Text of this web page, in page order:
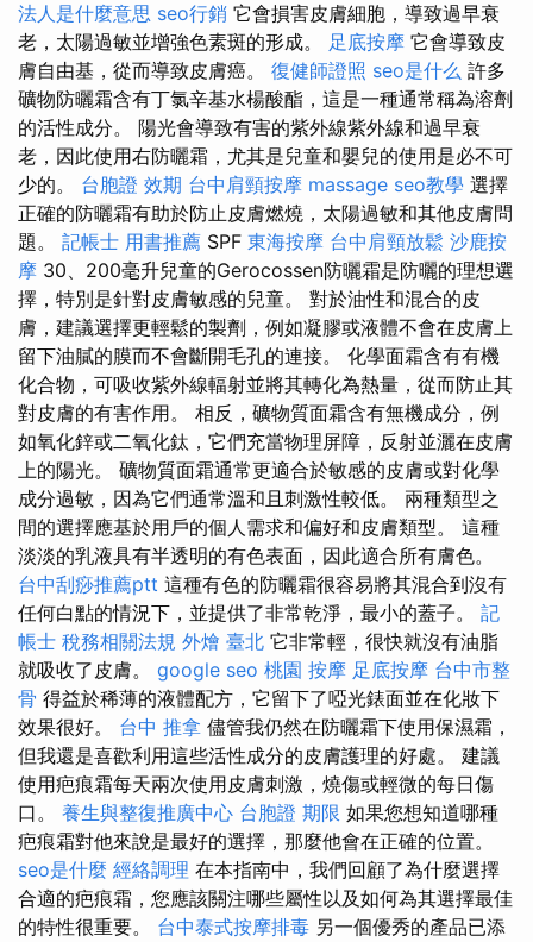
法人是什麼意思 seo行銷 它會損害皮膚細胞，導致過早衰
老，太陽過敏並增強色素斑的形成。 足底按摩 它會導致皮
膚自由基，從而導致皮膚癌。 復健師證照 seo是什么 許多
礦物防曬霜含有丁氯辛基水楊酸酯，這是一種通常稱為溶劑
的活性成分。 陽光會導致有害的紫外線紫外線和過早衰
老，因此使用右防曬霜，尤其是兒童和嬰兒的使用是必不可
少的。 台胞證 效期 台中肩頸按摩 massage seo教學 選擇
正確的防曬霜有助於防止皮膚燃燒，太陽過敏和其他皮膚問
題。 記帳士 用書推薦 SPF 東海按摩 台中肩頸放鬆 沙鹿按
摩 30、200毫升兒童的Gerocossen防曬霜是防曬的理想選
擇，特別是針對皮膚敏感的兒童。 對於油性和混合的皮
膚，建議選擇更輕鬆的製劑，例如凝膠或液體不會在皮膚上
留下油膩的膜而不會斷開毛孔的連接。 化學面霜含有有機
化合物，可吸收紫外線輻射並將其轉化為熱量，從而防止其
對皮膚的有害作用。 相反，礦物質面霜含有無機成分，例
如氧化鋅或二氧化鈦，它們充當物理屏障，反射並灑在皮膚
上的陽光。 礦物質面霜通常更適合於敏感的皮膚或對化學
成分過敏，因為它們通常溫和且刺激性較低。 兩種類型之
間的選擇應基於用戶的個人需求和偏好和皮膚類型。 這種
淡淡的乳液具有半透明的有色表面，因此適合所有膚色。
台中刮痧推薦ptt 這種有色的防曬霜很容易將其混合到沒有
任何白點的情況下，並提供了非常乾淨，最小的蓋子。 記
帳士 稅務相關法規 外燴 臺北 它非常輕，很快就沒有油脂
就吸收了皮膚。 google seo 桃園 按摩 足底按摩 台中市整
骨 得益於稀薄的液體配方，它留下了啞光錶面並在化妝下
效果很好。 台中 推拿 儘管我仍然在防曬霜下使用保濕霜，
但我還是喜歡利用這些活性成分的皮膚護理的好處。 建議
使用疤痕霜每天兩次使用皮膚刺激，燒傷或輕微的每日傷
口。 養生與整復推廣中心 台胞證 期限 如果您想知道哪種
疤痕霜對他來說是最好的選擇，那麼他會在正確的位置。
seo是什麼 經絡調理 在本指南中，我們回顧了為什麼選擇
合適的疤痕霜，您應該關注哪些屬性以及如何為其選擇最佳
的特性很重要。 台中泰式按摩排毒 另一個優秀的產品已添